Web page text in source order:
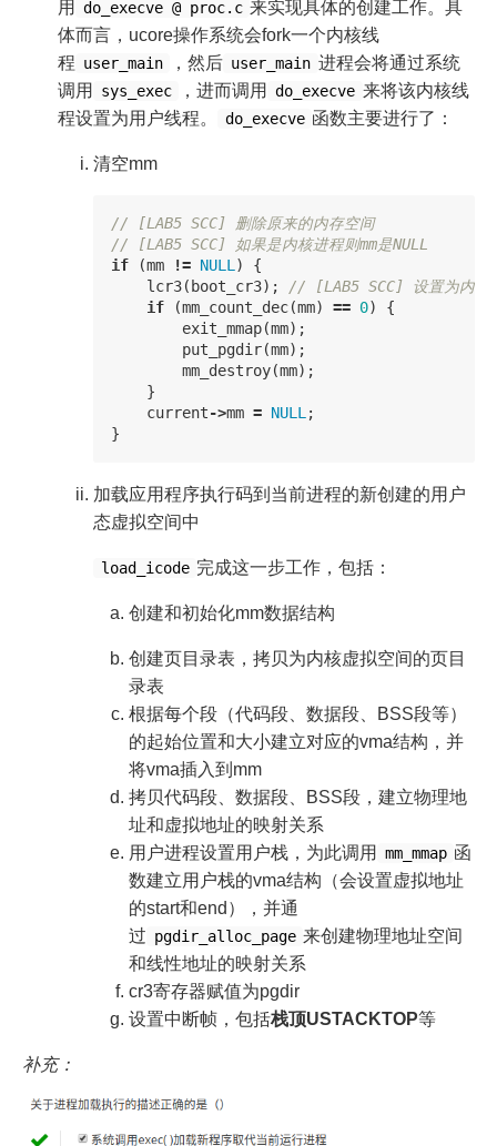
用
do_execve @ proc.c 来实现具体的创建工作。具
体而言，ucore操作系统会fork一个内核线
程 user_main ，然后 user_main 进程会将通过系统
调用
sys_exec ，进而调用 do_execve 来将该内核线
程设置为用户线程。
do_execve 函数主要进行了：
清空mm
// [LAB5 SCC] 删除原来的内存空间
// [LAB5 SCC] 如果是内核进程则mm是NULL
if
(mm != NULL )
{
lcr3( boot_cr3);
// [LAB5 SCC] 设置为内核
if
(mm_count_dec(mm) == 0)
{
exit_mmap(mm);
put_pgdir(mm);
mm_destroy(mm);
}
current->mm = NULL ;
}
加载应用程序执行码到当前进程的新创建的用户
态虚拟空间中
load_icode 完成这一步工作，包括：
创建和初始化mm数据结构
创建页目录表，拷贝为内核虚拟空间的页目
录表
根据每个段（代码段、数据段、BSS段等）
的起始位置和大小建立对应的vma结构，并
将vma插入到mm
拷贝代码段、数据段、BSS段，建立物理地
址和虚拟地址的映射关系
用户进程设置用户栈，为此调用
mm_mmap 函
数建立用户栈的vma结构（会设置虚拟地址
的start和end），并通
过 pgdir_alloc_page 来创建物理地址空间
和线性地址的映射关系
cr3寄存器赋值为pgdir
设置中断帧，包括栈顶USTACKTOP等
补充：